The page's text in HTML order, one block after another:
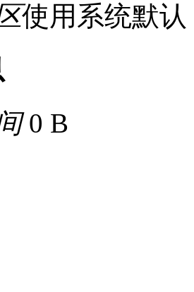
使用系统默认
0 B